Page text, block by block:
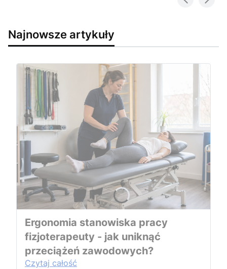
Najnowsze artykuły
Ergonomia stanowiska pracy
fizjoterapeuty - jak uniknąć
przeciążeń zawodowych?
Czytaj całość